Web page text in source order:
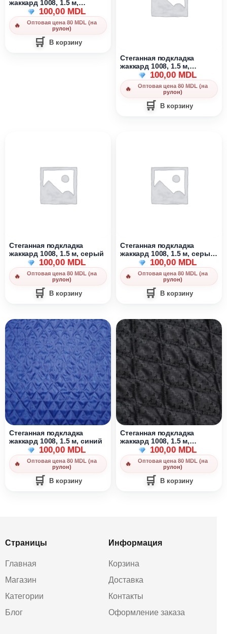
жаккард 1008, 1.5 м,
красный100,00 MDL
Оптовая цена 80 MDL (на
рулон)
В корзину
Стеганная подкладка
жаккард 1008, 1.5 м,
молочный100,00 MDL
Оптовая цена 80 MDL (на
рулон)
В корзину
Стеганная подкладка
жаккард 1008, 1.5 м, серый
100,00 MDL
Оптовая цена 80 MDL (на
рулон)
В корзину
Стеганная подкладка
жаккард 1008, 1.5 м, серый
хамелеон100,00 MDL
Оптовая цена 80 MDL (на
рулон)
В корзину
Стеганная подкладка
жаккард 1008, 1.5 м, синий
100,00 MDL
Оптовая цена 80 MDL (на
рулон)
В корзину
Стеганная подкладка
жаккард 1008, 1.5 м,
черный новый
100,00 MDL
Оптовая цена 80 MDL (на
рулон)
В корзину
Страницы
Главная
Магазин
Категории
Блог
Информация
Корзина
Доставка
Контакты
Оформление заказа